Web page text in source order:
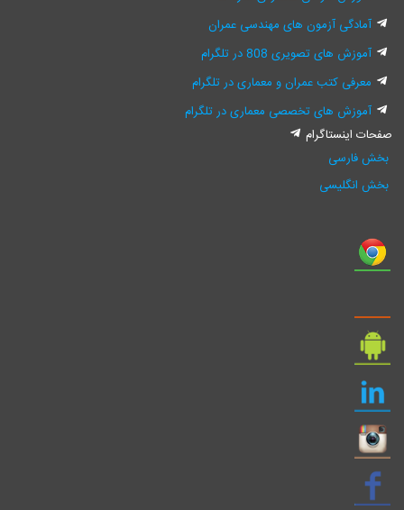
آمادگی آزمون های مهندسی عمران
آموزش های تصویری 808 در تلگرام
معرفی کتب عمران و معماری در تلگرام
آموزش های تخصصی معماری در تلگرام
صفحات اینستاگرام
بخش فارسی
بخش انگلیسی